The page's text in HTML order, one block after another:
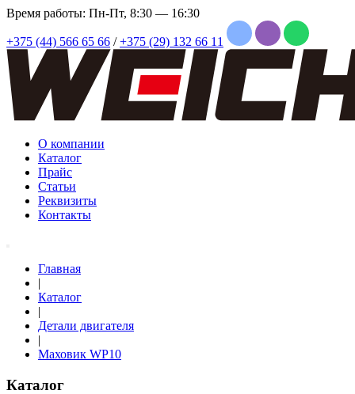
Время работы: Пн-Пт, 8:30 — 16:30
+375 (44) 566 65 66 / +375 (29) 132 66 11
О компании
Каталог
Прайс
Статьи
Реквизиты
Контакты
Главная
|
Каталог
|
Детали двигателя
|
Маховик WP10
Каталог